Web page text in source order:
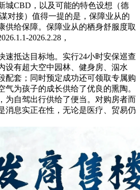
城CBD，以及可能的特色设想（德
对接）值得一提的是，保障业从的
供给保障。保障业从的栖身舒服度取
2026.2.28，
抵达目标地。实行24小时安保巡查
设有超大空中园林、健身房、泅水
配套；同时预定成功还可领取专属购
气为孩子的成长供给了优良的熏陶。
为自驾出行供给了便当。对购房者而
消息实正在性，无论是医疗、贸易仍